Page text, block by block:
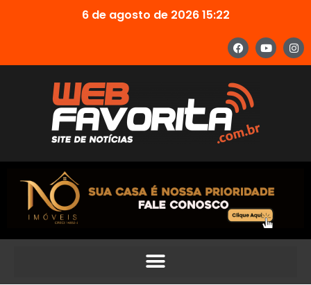
6 de agosto de 2026 15:22